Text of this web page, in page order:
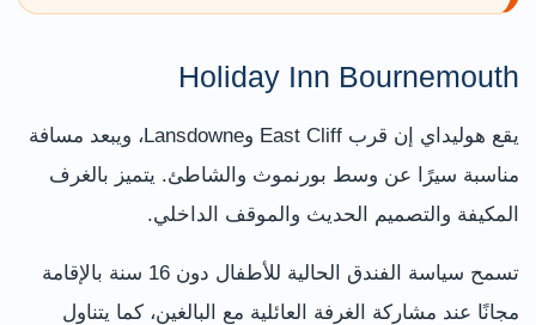
Holiday Inn Bournemouth
يقع هوليداي إن قرب East Cliff وLansdowne، ويبعد مسافة
مناسبة سيرًا عن وسط بورنموث والشاطئ. يتميز بالغرف
المكيفة والتصميم الحديث والموقف الداخلي.
تسمح سياسة الفندق الحالية للأطفال دون 16 سنة بالإقامة
مجانًا عند مشاركة الغرفة العائلية مع البالغين، كما يتناول